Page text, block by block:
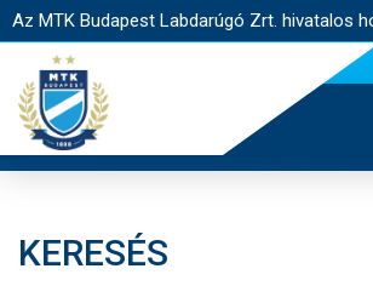
Az MTK Budapest Labdarúgó Zrt. hivatalos
KERESÉS